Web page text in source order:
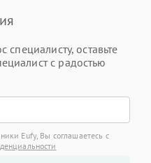
специалисту, оставьте
с радостью
Eufy, Вы соглашаетесь с